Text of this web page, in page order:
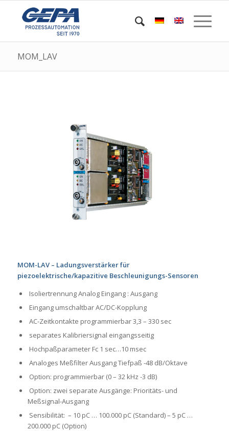
MOM_LAV
MOM-LAV – Ladungsverstärker für
piezoelektrische/kapazitive Beschleunigungs-Sensoren
Isoliertrennung Analog Eingang : Ausgang
Eingang umschaltbar AC/DC-Kopplung
AC-Zeitkontakte programmierbar 3,3 – 330 sec
separates Kalibriersignal eingangsseitig
Hochpaßparameter Fc 1 sec…10 msec
Analoges Meßfilter Ausgang Tiefpaß -48 dB/Oktave
Option: programmierbar (0 – 32 kHz -3 dB)
Option: zwei separate Ausgänge: Prioritäts- und
Meßsignal-Ausgang
Sensibilität: – 10 pC … 100.000 pC (Standard) – 5 pC …
200.000 pC (Option)